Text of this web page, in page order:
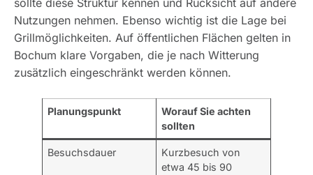
sollte diese Struktur kennen und Rücksicht auf andere
Nutzungen nehmen. Ebenso wichtig ist die Lage bei
Grillmöglichkeiten. Auf öffentlichen Flächen gelten in
Bochum klare Vorgaben, die je nach Witterung
zusätzlich eingeschränkt werden können.
Planungspunkt
Worauf Sie achten
sollten
Besuchsdauer
Kurzbesuch von
etwa 45 bis 90